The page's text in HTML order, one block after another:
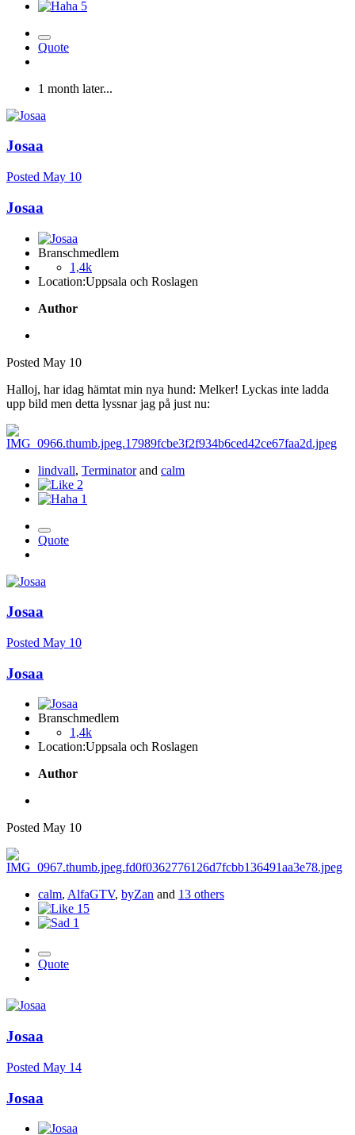
5
Quote
1 month later...
Josaa
Posted May 10
Josaa
Branschmedlem
1,4k
Location:Uppsala och Roslagen
Author
Posted May 10
Halloj, har idag hämtat min nya hund: Melker! Lyckas inte ladda
upp bild men detta lyssnar jag på just nu:
lindvall, Terminatorand calm
2
1
Quote
Josaa
Posted May 10
Josaa
Branschmedlem
1,4k
Location:Uppsala och Roslagen
Author
Posted May 10
calm, AlfaGTV, byZan and 13 others
15
1
Quote
Josaa
Posted May 14
Josaa